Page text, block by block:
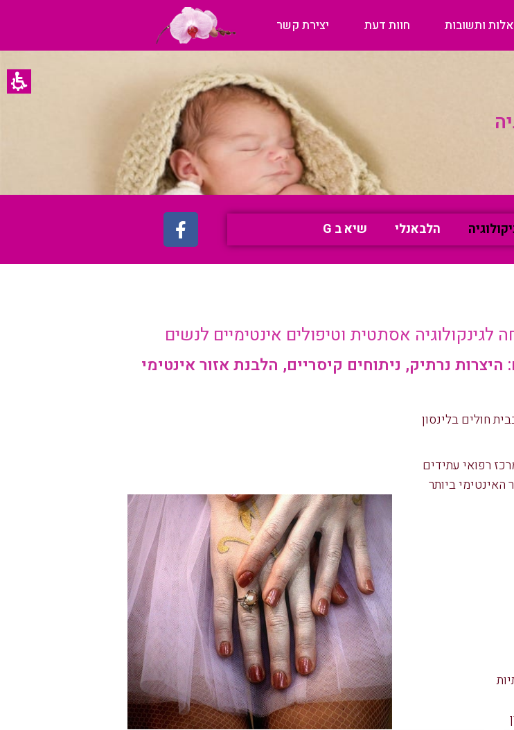
ותשובות חוות דעת יצירת קשר
הלבאנלי שיא ב G
אסתטית וטיפולים אינטימיים לנשים
נרתיק, ניתוחים קיסריים, הלבנת אזור אינטימי
חולים בלינסון
רפואי עתידים
האינטימי ביותר